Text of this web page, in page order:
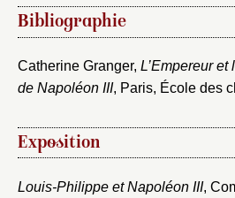
Bibliographie
Catherine Granger, L’Empereur
de Napoléon III, Paris, École des
Exposition
Louis-Philippe et Napoléon III,